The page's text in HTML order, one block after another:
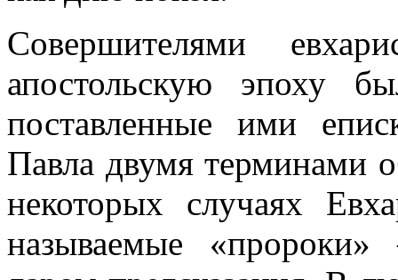
Совершителями
апостольскую эпоху
поставленные ими
Павла двумя терминами
некоторых случаях
называемые